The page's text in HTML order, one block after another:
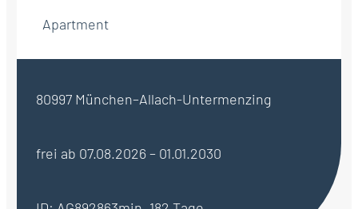
Apartment
80997 München–Allach-Untermenzing
frei ab 07.08.2026 – 01.01.2030